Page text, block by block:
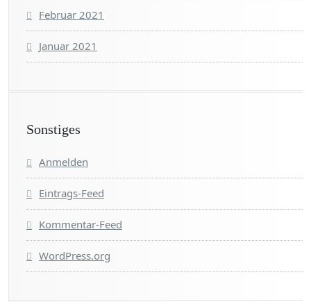
Februar 2021
Januar 2021
Sonstiges
Anmelden
Eintrags-Feed
Kommentar-Feed
WordPress.org